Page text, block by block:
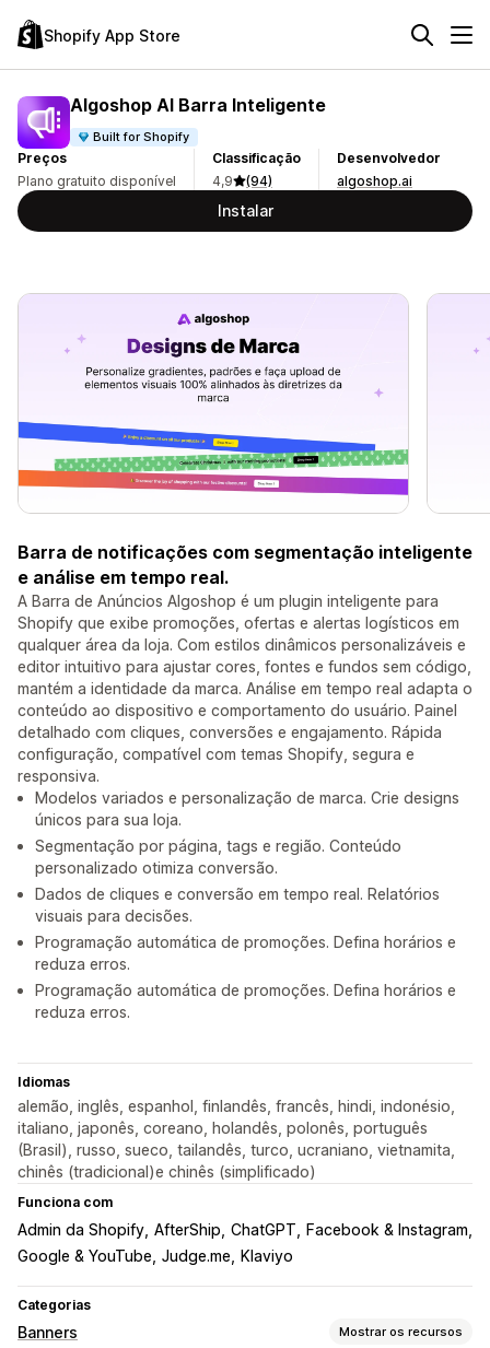
Shopify App Store
Algoshop AI Barra Inteligente
Built for Shopify
Preços
Plano gratuito disponível
Classificação
4,9
(94)
Desenvolvedor
algoshop.ai
Instalar
Barra de notificações com segmentação inteligente
e análise em tempo real.
A Barra de Anúncios Algoshop é um plugin inteligente para
Shopify que exibe promoções, ofertas e alertas logísticos em
qualquer área da loja. Com estilos dinâmicos personalizáveis e
editor intuitivo para ajustar cores, fontes e fundos sem código,
mantém a identidade da marca. Análise em tempo real adapta o
conteúdo ao dispositivo e comportamento do usuário. Painel
detalhado com cliques, conversões e engajamento. Rápida
configuração, compatível com temas Shopify, segura e
responsiva.
Modelos variados e personalização de marca. Crie designs
únicos para sua loja.
Segmentação por página, tags e região. Conteúdo
personalizado otimiza conversão.
Dados de cliques e conversão em tempo real. Relatórios
visuais para decisões.
Programação automática de promoções. Defina horários e
reduza erros.
Programação automática de promoções. Defina horários e
reduza erros.
Idiomas
alemão, inglês, espanhol, finlandês, francês, hindi, indonésio,
italiano, japonês, coreano, holandês, polonês, português
(Brasil), russo, sueco, tailandês, turco, ucraniano, vietnamita,
chinês (tradicional)e chinês (simplificado)
Funciona com
Admin da Shopify AfterShip ChatGPT
Facebook & Instagram
Google & YouTube Judge.me Klaviyo
Categorias
Banners Mostrar os recursos